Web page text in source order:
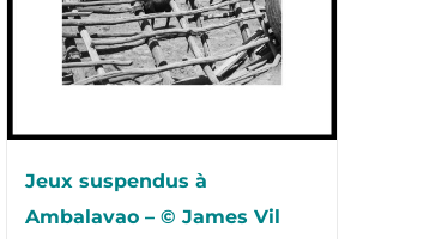
Jeux suspendus à
Ambalavao – © James Vil